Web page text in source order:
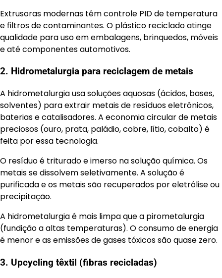
Extrusoras modernas têm controle PID de temperatura
e filtros de contaminantes. O plástico reciclado atinge
qualidade para uso em embalagens, brinquedos, móveis
e até componentes automotivos.
2. Hidrometalurgia para reciclagem de metais
A hidrometalurgia usa soluções aquosas (ácidos, bases,
solventes) para extrair metais de resíduos eletrônicos,
baterias e catalisadores. A economia circular de metais
preciosos (ouro, prata, paládio, cobre, lítio, cobalto) é
feita por essa tecnologia.
O resíduo é triturado e imerso na solução química. Os
metais se dissolvem seletivamente. A solução é
purificada e os metais são recuperados por eletrólise ou
precipitação.
A hidrometalurgia é mais limpa que a pirometalurgia
(fundição a altas temperaturas). O consumo de energia
é menor e as emissões de gases tóxicos são quase zero.
3. Upcycling têxtil (fibras recicladas)